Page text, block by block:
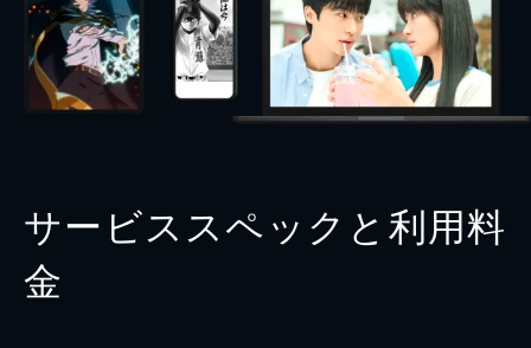
サービススペックと利用料
金